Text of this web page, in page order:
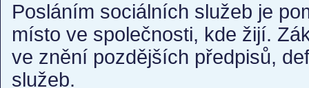
Posláním sociálních služeb je
místo ve společnosti, kde žijí.
ve znění pozdějších předpisů,
služeb.